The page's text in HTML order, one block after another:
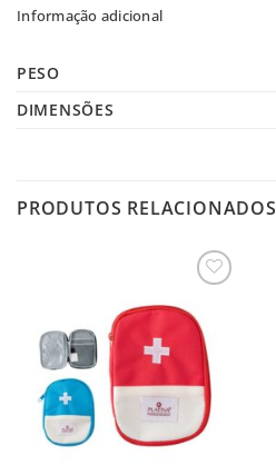
Informação adicional
PESO
DIMENSÕES
PRODUTOS RELACIONADOS
Lista